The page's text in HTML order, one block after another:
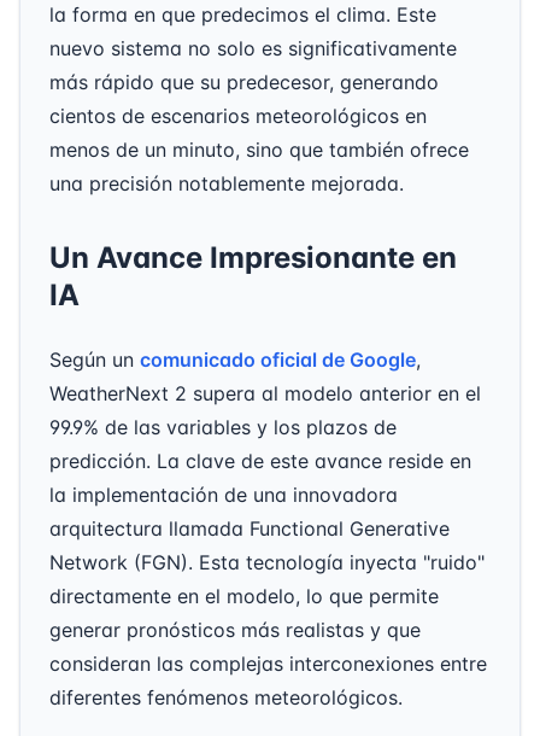
la forma en que predecimos el clima. Este
nuevo sistema no solo es significativamente
más rápido que su predecesor, generando
cientos de escenarios meteorológicos en
menos de un minuto, sino que también ofrece
una precisión notablemente mejorada.
Un Avance Impresionante en
IA
Según un comunicado oficial de Google,
WeatherNext 2 supera al modelo anterior en el
99.9% de las variables y los plazos de
predicción. La clave de este avance reside en
la implementación de una innovadora
arquitectura llamada Functional Generative
Network (FGN). Esta tecnología inyecta "ruido"
directamente en el modelo, lo que permite
generar pronósticos más realistas y que
consideran las complejas interconexiones entre
diferentes fenómenos meteorológicos.